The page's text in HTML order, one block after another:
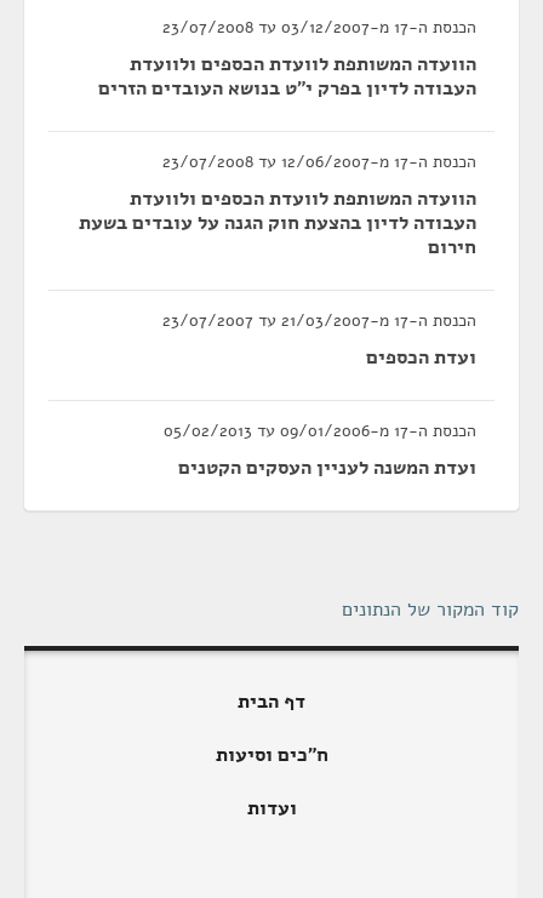
הכנסת ה-17 מ-03/12/2007 עד 23/07/2008
הוועדה המשותפת לוועדת הכספים ולוועדת
העבודה לדיון בפרק י"ט בנושא העובדים הזרים
הכנסת ה-17 מ-12/06/2007 עד 23/07/2008
הוועדה המשותפת לוועדת הכספים ולוועדת
העבודה לדיון בהצעת חוק הגנה על עובדים בשעת
חירום
הכנסת ה-17 מ-21/03/2007 עד 23/07/2007
ועדת הכספים
הכנסת ה-17 מ-09/01/2006 עד 05/02/2013
ועדת המשנה לעניין העסקים הקטנים
קוד המקור של הנתונים
דף הבית
ח"כים וסיעות
ועדות